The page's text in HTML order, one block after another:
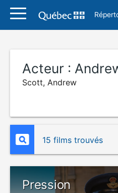
Acteur :
Scott, Andrew
15 films trouvés
Pression